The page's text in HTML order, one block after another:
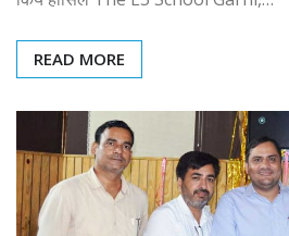
READ MORE